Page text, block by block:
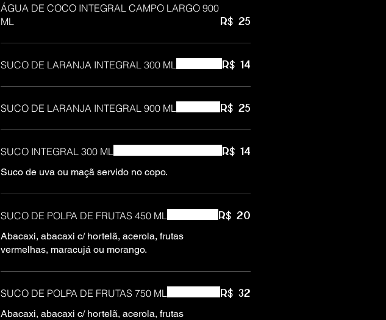
ÁGUA DE COCO INTEGRAL CAMPO LARGO 900
ML
R$ 25
SUCO DE LARANJA INTEGRAL 300 ML R$ 14
SUCO DE LARANJA INTEGRAL 900 ML R$ 25
SUCO INTEGRAL 300 ML
Suco de uva ou maçã servido no copo.
R$ 14
SUCO DE POLPA DE FRUTAS 450 ML
Abacaxi, abacaxi c/ hortelã, acerola, frutas
vermelhas, maracujá ou morango.
R$ 20
SUCO DE POLPA DE FRUTAS 750 ML
Abacaxi, abacaxi c/ hortelã, acerola, frutas
R$ 32